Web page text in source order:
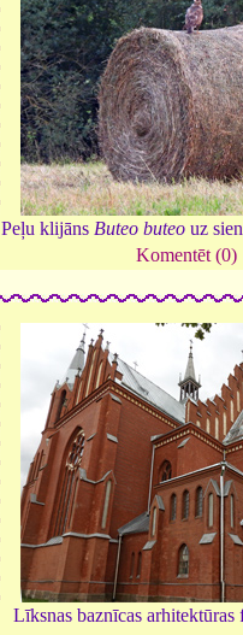
Peļu klijāns Buteo buteo uz
Komentēt (0)
Līksnas baznīcas arhitektūras